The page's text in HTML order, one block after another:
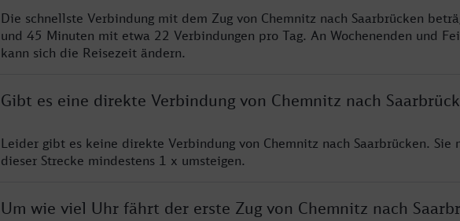
Die schnellste Verbindung mit dem Zug von Chemnitz nach Saarbrücken
und 45 Minuten mit etwa 22 Verbindungen pro Tag. An Wochenenden und
kann sich die Reisezeit ändern.
Gibt es eine direkte Verbindung von Chemnitz nach
Leider gibt es keine direkte Verbindung von Chemnitz nach Saarbrücken. Sie
dieser Strecke mindestens 1 x umsteigen.
Um wie viel Uhr fährt der erste Zug von Chemnitz nach